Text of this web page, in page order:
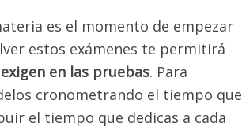
es el momento de empezar
estos exámenes te permitirá
en las pruebas. Para
cronometrando el tiempo que
el tiempo que dedicas a cada